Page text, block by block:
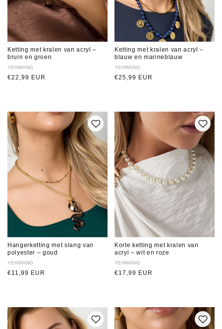
Ketting met kralen van acryl –
bruin en groen
Verkoper:
YEHWANG
Normale
€22,99 EUR
Ketting met kralen van acryl –
blauw en marineblauw
Verkoper:
YEHWANG
Normale
€25,99 EUR
Hangerketting met slang van
polyester – goud
Verkoper:
YEHWANG
Normale
€11,99 EUR
Korte ketting met kralen van
acryl – wit en roze
Verkoper:
YEHWANG
Normale
€17,99 EUR